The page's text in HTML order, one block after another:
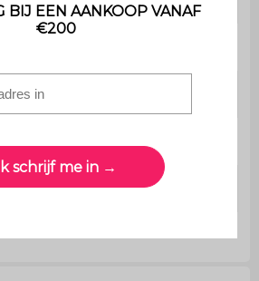
B 79,5 x D 77,5 x H 67cm (19,5kg)
L 51 x H 30cm